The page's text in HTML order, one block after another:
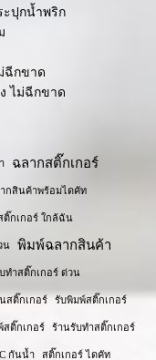
ะปุกน้ำพริก
ฉีกขาด
ไม่ฉีกขาด
ฉลากสติ๊กเกอร์
กสินค้าพร้อมไดคัท
ติ๊กเกอร์ ใกล้ฉัน
น พิมพ์ฉลากสินค้า
ทำสติ๊กเกอร์ ด่วน
สติ๊กเกอร์ รับพิมพ์สติ๊กเกอร์
สติ๊กเกอร์ ร้านรับทำสติ๊กเกอร์
กันน้ำ สติ๊กเกอร์ ไดคัท